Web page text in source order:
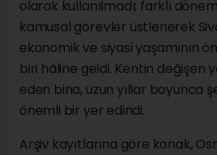
olarak kullanılmadı; farklı
kamusal görevler üstlenerek
ekonomik ve siyasi yaşamının
biri hâline geldi. Kentin değişen
eden bina, uzun yıllar boyunca
önemli bir yer edindi.
Arşiv kayıtlarına göre konak,